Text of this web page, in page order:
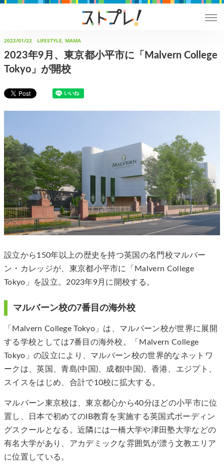
2022/01/22 LIFESTYLE, MAMA
2023年9月、東京都小平市に「Malvern College
Tokyo」が開校
設立から150年以上の歴史を持つ英国の名門校マルバー
ン・カレッジが、東京都小平市に「Malvern College
Tokyo」を設立。2023年9月に開校する。
マルバーン校の7番目の海外校
「Malvern College Tokyo」は、マルバーン校が世界に展開
する学校としては7番目の海外校。「Malvern College
Tokyo」の設立により、マルバーン校の世界的なネットワ
ークは、英国、青島(中国)、成都(中国)、香港、エジプト、
スイスをはじめ、合計で10校に拡大する。
マルバーン東京校は、東京都心から40分ほどの小平市に位
置し、日本で初めてのIB教育を実施する英国式ボーディン
グスクールとなる。近隣には一橋大学や津田塾大学などの
有名大学があり、アカデミックな雰囲気が漂う文教エリア
に位置している。